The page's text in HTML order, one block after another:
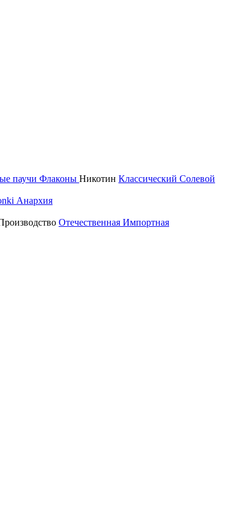
паучи Флаконы Никотин Классический Солевой
Анархия
Отечественная Импортная